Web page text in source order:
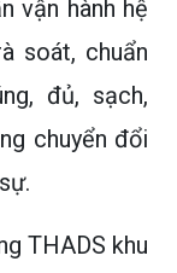
vận hành hệ
soát, chuẩn
đủ, sạch,
chuyển đổi
THADS khu